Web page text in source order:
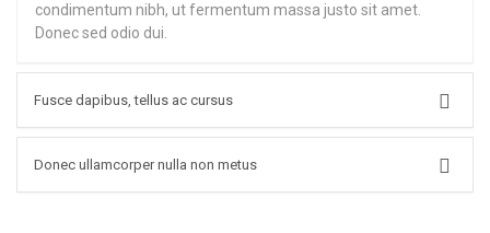
condimentum nibh, ut fermentum massa justo sit amet.
Donec sed odio dui.
Fusce dapibus, tellus ac cursus
Donec ullamcorper nulla non metus